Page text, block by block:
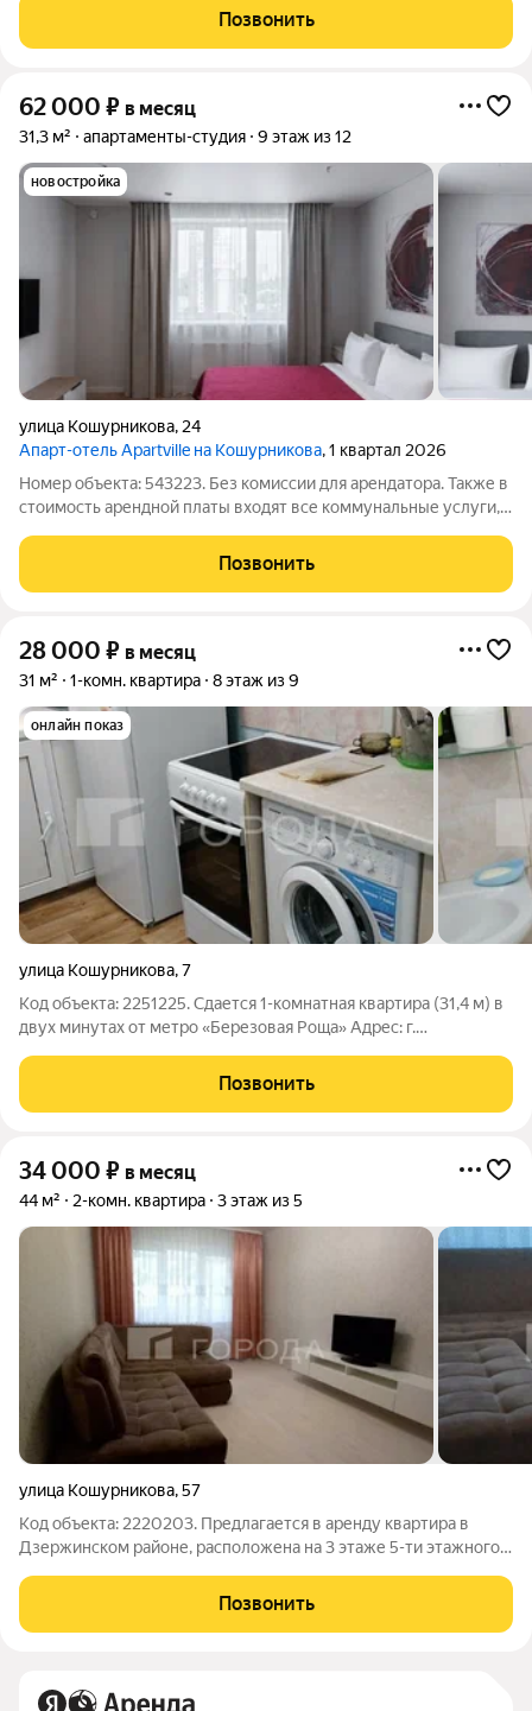
Кошурникова, 22/2. Дом построен в 2019 году из кирпично-
монолитных материалов, что гарантирует его
Позвонить
62 000 ₽ в месяц
31,3 м² апартаменты-студия 9 этаж из 12
новостройка
улица Кошурникова, 24
Апарт-отель Apartville на Кошурникова, 1 квартал 2026
Номер объекта: 543223. Без комиссии для арендатора. Также в
стоимость арендной платы входят все коммунальные услуги,
студия в комплексе «Апартвилль на Кошурникова».
Идеальный вариант для одного
Позвонить
28 000 ₽ в месяц
31 м² 1-комн. квартира 8 этаж из 9
онлайн показ
улица Кошурникова,7
Код объекта: 2251225. Сдается 1-комнатная квартира (31,4 м) в
двух минутах от метро «Березовая Роща» Адрес: г.
Предлагается к длительной аренде светлая однокомнатная
квартира в самом сердце
Позвонить
34 000 ₽ в месяц
44 м² 2-комн. квартира 3 этаж из 5
улица Кошурникова,57
Код объекта: 2220203. Предлагается в аренду квартира в
Дзержинском районе, расположена на 3 этаже 5-ти этажного
кирпичный Чистый подъезд Хорошие спокойные соседи
Безопасный и уютный район О КВАРТИРЕ:
Позвонить